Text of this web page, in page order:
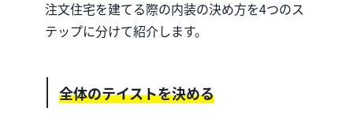
注文住宅を建てる際の内装の決め方を4つのス
テップに分けて紹介します。
全体のテイストを決める